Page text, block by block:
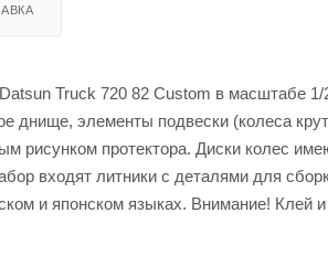
Truck 720 82 Custom в масштабе
днище, элементы подвески (колеса
рисунком протектора. Диски колес
входят литники с деталями для
и японском языках. Внимание! Клей